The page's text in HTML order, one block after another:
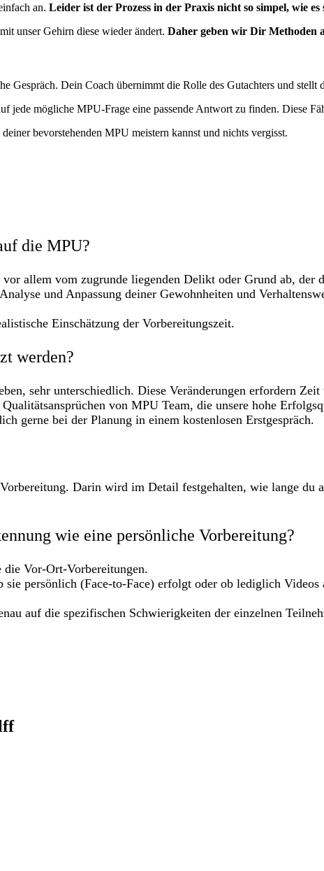
an. Leider ist der Prozess in der Praxis nicht so simpel, wie
unser Gehirn diese wieder ändert. Daher geben wir Dir Methoden
Gespräch. Dein Coach übernimmt die Rolle des Gutachters und
jede mögliche MPU-Frage eine passende Antwort zu finden. Diese
bevorstehenden MPU meistern kannst und nichts vergisst.
die MPU?
allem vom zugrunde liegenden Delikt oder Grund ab, der
und Anpassung deiner Gewohnheiten und
Einschätzung der Vorbereitungszeit.
werden?
sehr unterschiedlich. Diese Veränderungen erfordern
von MPU Team, die unsere hohe
gerne bei der Planung in einem kostenlosen Erstgespräch.
Darin wird im Detail festgehalten, wie lange du
wie eine persönliche Vorbereitung?
Vor-Ort-Vorbereitungen.
persönlich (Face-to-Face) erfolgt oder ob lediglich Videos
auf die spezifischen Schwierigkeiten der einzelnen